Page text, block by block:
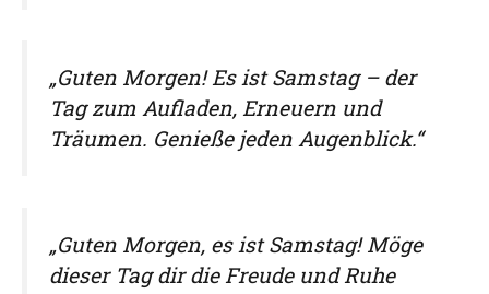
„Guten Morgen! Es ist Samstag – der
Tag zum Aufladen, Erneuern und
Träumen. Genieße jeden Augenblick.“
„Guten Morgen, es ist Samstag! Möge
dieser Tag dir die Freude und Ruhe